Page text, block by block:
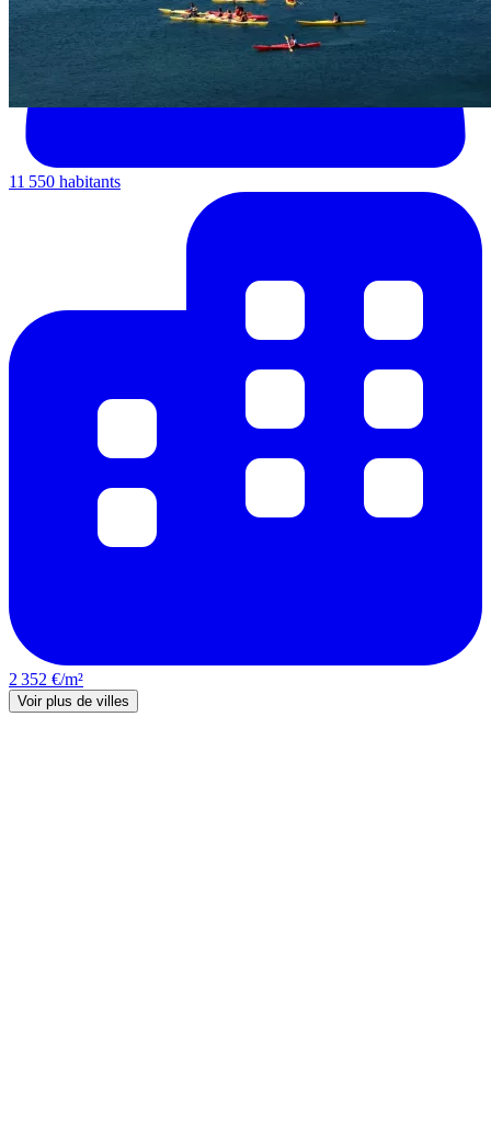
11 550 habitants
2 352 €/m²
Voir plus de villes